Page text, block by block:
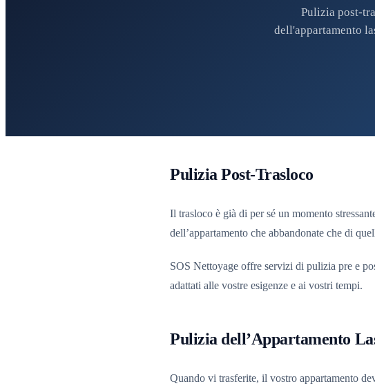
Pulizia post-
dell'appartamento
Pulizia Post-Trasloco
Il trasloco è già di per sé un momento
dell’appartamento che abbandonate che di
SOS Nettoyage offre servizi di pulizia pre e
adattati alle vostre esigenze e ai vostri tempi.
Pulizia dell’Appartamento
Quando vi trasferite, il vostro appartamento